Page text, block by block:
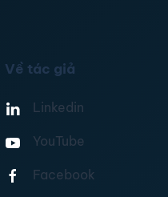
Về tác giả
Linkedin
YouTube
Facebook